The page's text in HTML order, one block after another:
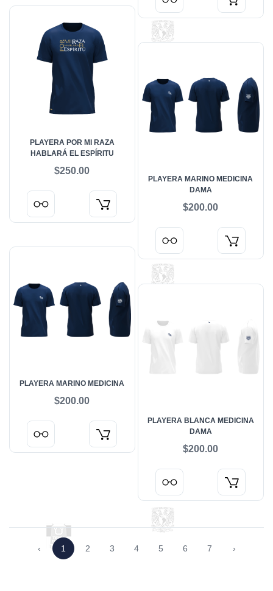
PLAYERA POR MI RAZA
HABLARÁ EL ESPÍRITU
$250.00
PLAYERA MARINO MEDICINA
DAMA
$200.00
PLAYERA MARINO MEDICINA
$200.00
PLAYERA BLANCA MEDICINA
DAMA
$200.00
‹ 1 2 3 4 5 6 7 ›